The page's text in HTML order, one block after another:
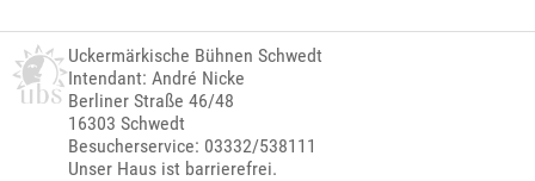
Uckermärkische Bühnen Schwedt
Intendant: André Nicke
Berliner Straße 46/48
16303 Schwedt
Besucherservice: 03332/538111
Unser Haus ist barrierefrei.